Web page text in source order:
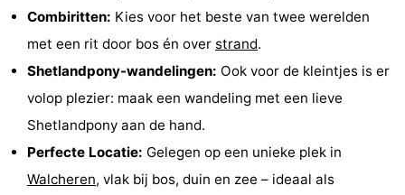
minutes
Strand
Bezienswaardigheden
Musea
Combiritten: Kies voor het beste van twee werelden
met een rit door bos én over strand.
Shetlandpony-wandelingen: Ook voor de kleintjes is er
volop plezier: maak een wandeling met een lieve
Shetlandpony aan de hand.
Perfecte Locatie: Gelegen op een unieke plek in
Walcheren, vlak bij bos, duin en zee – ideaal als